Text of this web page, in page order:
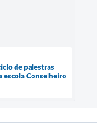
de palestras
escola Conselheiro